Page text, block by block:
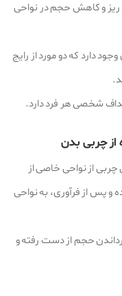
و کاهش حجم در نواحی
دارد که دو مورد از رایج‌
شخصی هر فرد دارد.
از چربی بدن
از نواحی خاصی از
و پس از فرآوری، به نواحی
حجم از دست رفته و